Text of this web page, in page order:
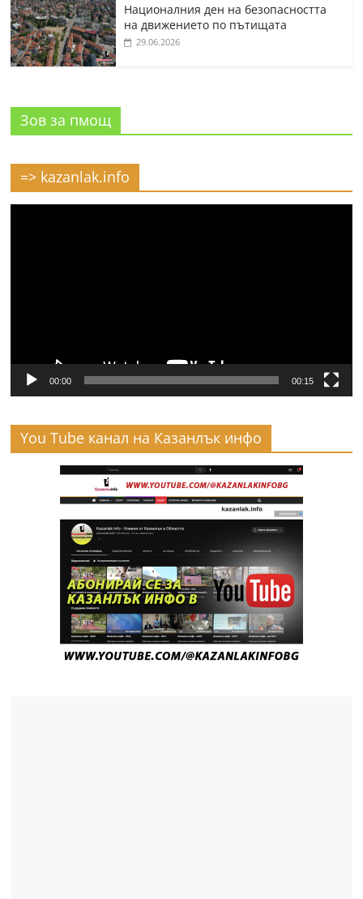
Националния ден на безопасността
на движението по пътищата
29.06.2026
Зов за пмощ
=> kazanlak.info
00:00 00:15
You Tube канал на Казанлък инфо